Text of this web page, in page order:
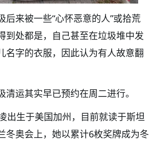
后来被一些“心怀恶意的人”或拾荒
到处都是，自己甚至在垃圾堆中发
名字的衣服，因此认为有人故意翻
清运其实早已预约在周二进行。
出生于美国加州，目前就读于斯坦
冬奥会上，她以累计6枚奖牌成为冬